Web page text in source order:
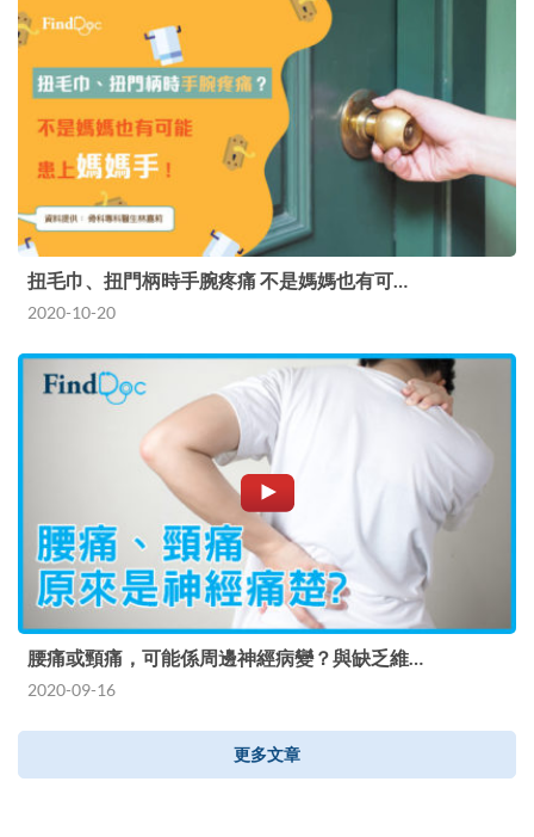
扭毛巾、扭門柄時手腕疼痛 不是媽媽也有可…
2020-10-20
腰痛或頸痛，可能係周邊神經病變？與缺乏維…
2020-09-16
更多文章